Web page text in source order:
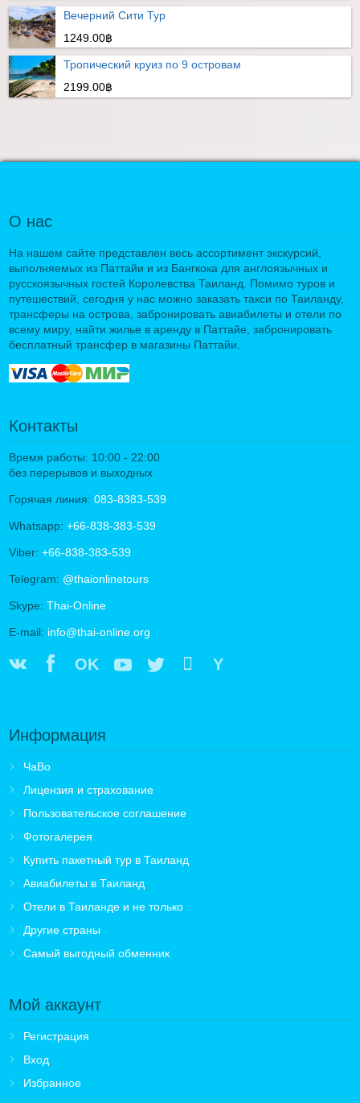
Вечерний Сити Тур
1249.00฿
Тропический круиз по 9 островам
2199.00฿
О нас
На нашем сайте представлен весь ассортимент экскурсий,
выполняемых из Паттайи и из Бангкока для англоязычных и
русскоязычных гостей Королевства Таиланд. Помимо туров и
путешествий, сегодня у нас можно заказать такси по Таиланду,
трансферы на острова, забронировать авиабилеты и отели по
всему миру, найти жилье в аренду в Паттайе, забронировать
бесплатный трансфер в магазины Паттайи.
Контакты
Время работы: 10:00 - 22:00
без перерывов и выходных
Горячая линия: 083-8383-539
Whatsapp: +66-838-383-539
Viber: +66-838-383-539
Telegram: @thaionlinetours
Skype: Thai-Online
E-mail: info@thai-online.org
OK Y
Информация
ЧаВо
Лицензия и страхование
Пользовательское соглашение
Фотогалерея
Купить пакетный тур в Таиланд
Авиабилеты в Таиланд
Отели в Таиланде и не только
Другие страны
Самый выгодный обменник
Мой аккаунт
Регистрация
Вход
Избранное